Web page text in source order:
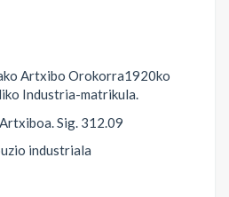
Artxibo Orokorra1920ko
Industria-matrikula.
Sig. 312.09
industriala